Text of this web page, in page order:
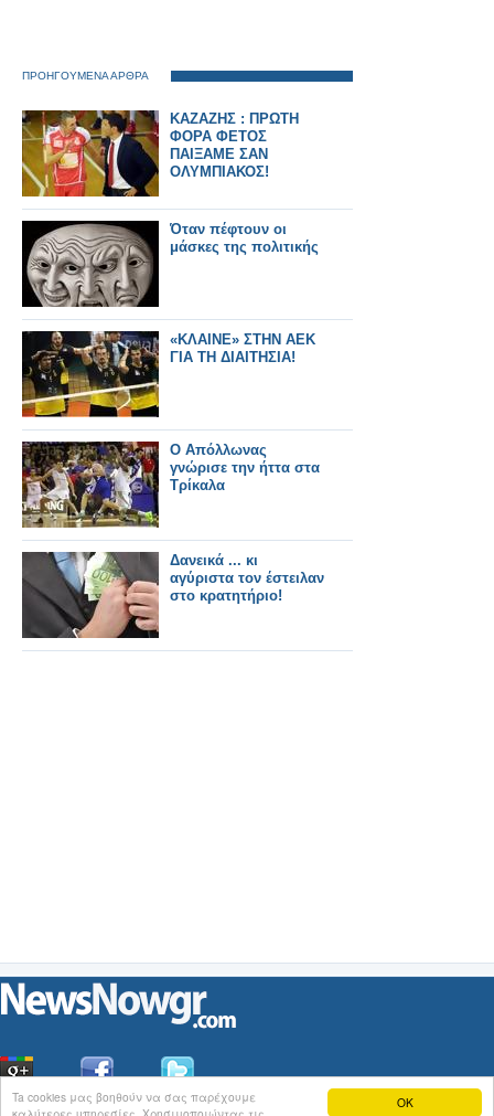
OK
Ta cookies μας βοηθούν να σας παρέχουμε
ΠΡΟΗΓΟΥΜΕΝΑ ΑΡΘΡΑ
ΚΑΖΑΖΗΣ : ΠΡΩΤΗ
ΦΟΡΑ ΦΕΤΟΣ
ΠΑΙΞΑΜΕ ΣΑΝ
ΟΛΥΜΠΙΑΚΟΣ!
Όταν πέφτουν οι
μάσκες της πολιτικής
«ΚΛΑΙΝΕ» ΣΤΗΝ ΑΕΚ
ΓΙΑ ΤΗ ΔΙΑΙΤΗΣΙΑ!
O Aπόλλωνας
γνώρισε την ήττα στα
Τρίκαλα
Δανεικά ... κι
αγύριστα τον έστειλαν
στο κρατητήριο!